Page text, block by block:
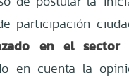
participación
en el sector
en cuenta la